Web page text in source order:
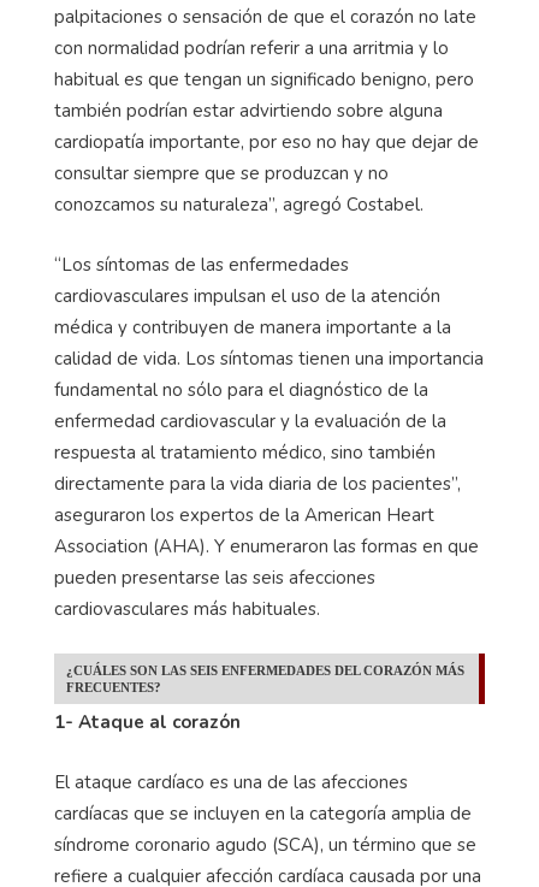
palpitaciones o sensación de que el corazón no late
con normalidad podrían referir a una arritmia y lo
habitual es que tengan un significado benigno, pero
también podrían estar advirtiendo sobre alguna
cardiopatía importante, por eso no hay que dejar de
consultar siempre que se produzcan y no
conozcamos su naturaleza”, agregó Costabel.
“Los síntomas de las enfermedades
cardiovasculares impulsan el uso de la atención
médica y contribuyen de manera importante a la
calidad de vida. Los síntomas tienen una importancia
fundamental no sólo para el diagnóstico de la
enfermedad cardiovascular y la evaluación de la
respuesta al tratamiento médico, sino también
directamente para la vida diaria de los pacientes”,
aseguraron los expertos de la American Heart
Association (AHA). Y enumeraron las formas en que
pueden presentarse las seis afecciones
cardiovasculares más habituales.
¿CUÁLES SON LAS SEIS ENFERMEDADES DEL CORAZÓN MÁS
FRECUENTES?
1- Ataque al corazón
El ataque cardíaco es una de las afecciones
cardíacas que se incluyen en la categoría amplia de
síndrome coronario agudo (SCA), un término que se
refiere a cualquier afección cardíaca causada por una